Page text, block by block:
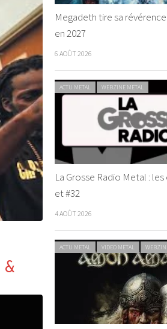
&
Megadeth tire sa
en 2027
6 AOÛT 2026
ACTU METAL WEBZINE METAL
La Grosse Radio Metal :
et #32
4 AOÛT 2026
ACTU METAL VIDEO METAL